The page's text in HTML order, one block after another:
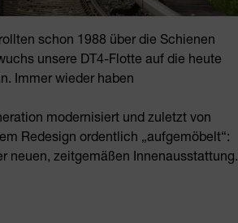
schon 1988 über die Schienen
unsere DT4-Flotte auf die heute
Immer wieder haben
modernisiert und zuletzt von
Redesign ordentlich „aufgemöbelt“:
neuen, zeitgemäßen Innenausstattung.